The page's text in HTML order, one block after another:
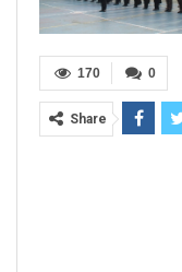
0
170
Share